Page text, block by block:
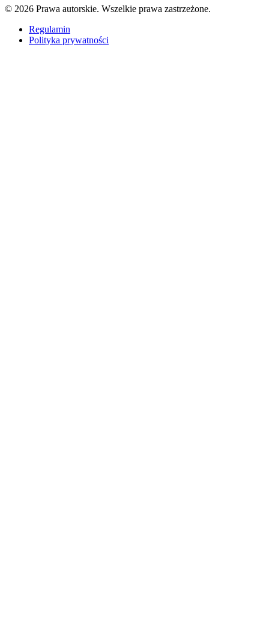
© 2026 Prawa autorskie. Wszelkie prawa zastrzeżone.
Regulamin
Polityka prywatności